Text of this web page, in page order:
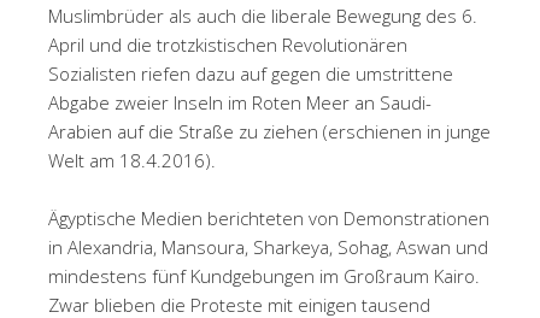
Muslimbrüder als auch die liberale Bewegung des 6.
April und die trotzkistischen Revolutionären
Sozialisten riefen dazu auf gegen die umstrittene
Abgabe zweier Inseln im Roten Meer an Saudi-
Arabien auf die Straße zu ziehen (erschienen in junge
Welt am 18.4.2016).
Ägyptische Medien berichteten von Demonstrationen
in Alexandria, Mansoura, Sharkeya, Sohag, Aswan und
mindestens fünf Kundgebungen im Großraum Kairo.
Zwar blieben die Proteste mit einigen tausend